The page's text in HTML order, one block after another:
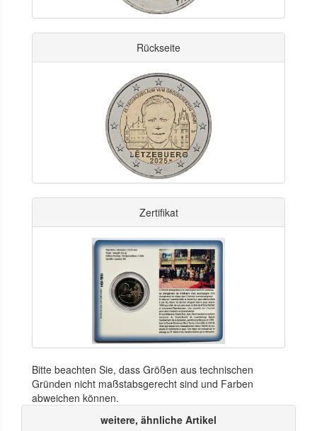
Rückseite
Zertifikat
Bitte beachten Sie, dass Größen aus technischen
Gründen nicht maßstabsgerecht sind und Farben
abweichen können.
weitere, ähnliche Artikel